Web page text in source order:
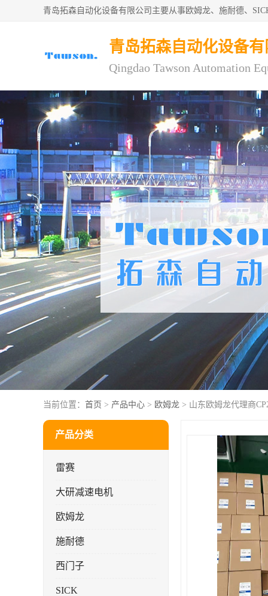
青岛拓森自动化设备有限公司主要从事欧姆龙、施耐德、
青岛拓森自动化设备
Qingdao Tawson Automation
当前位置： 首页 > 产品中心 > 欧姆龙 > 山东欧姆龙代理商
产品分类
雷赛
大研减速电机
欧姆龙
施耐德
西门子
SICK